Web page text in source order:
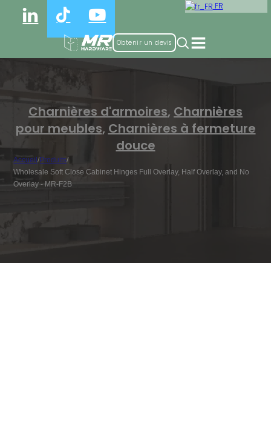
FR
Obtenir un devis
Charnières d'armoires, Charnières
pour meubles, Charnières à fermeture
douce
Accueil/Produits/
Wholesale Soft Close Cabinet Hinges Full Overlay, Half Overlay, and No
Overlay - MR-F2B